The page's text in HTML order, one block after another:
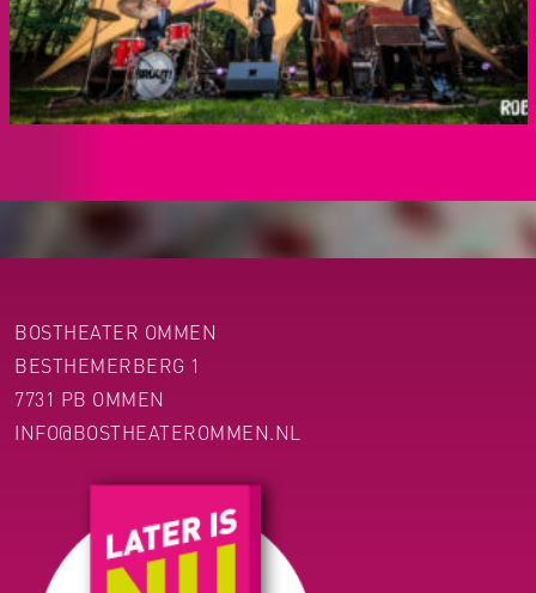
BOSTHEATER OMMEN
BESTHEMERBERG 1
7731 PB OMMEN
INFO@BOSTHEATEROMMEN.NL